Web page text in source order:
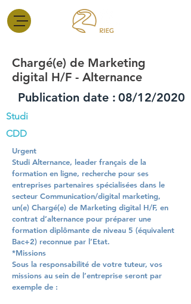
Chargé(e) de Marketing
digital H/F - Alternance
08/12/2020
Publication date :
Studi
CDD
Urgent
Studi Alternance, leader français de la
formation en ligne, recherche pour ses
entreprises partenaires spécialisées dans le
secteur Communication/digital marketing,
un(e) Chargé(e) de Marketing digital H/F, en
contrat d’alternance pour préparer une
formation diplômante de niveau 5 (équivalent
Bac+2) reconnue par l’Etat.
*Missions
Sous la responsabilité de votre tuteur, vos
missions au sein de l’entreprise seront par
exemple de :